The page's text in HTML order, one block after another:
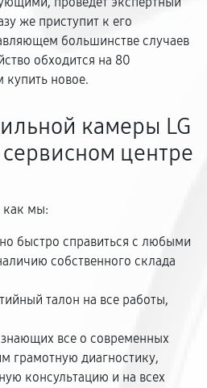
же приступит к его
большинстве случаев
обходится на 80
купить новое.
камеры LG
центре
как мы:
быстро справиться с любыми
собственного склада
талон на все работы,
все о современных
грамотную диагностику,
консультацию и на всех